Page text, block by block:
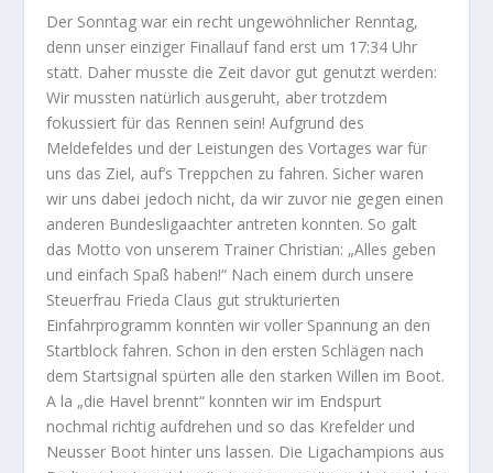
Der Sonntag war ein recht ungewöhnlicher Renntag,
denn unser einziger Finallauf fand erst um 17:34 Uhr
statt. Daher musste die Zeit davor gut genutzt werden:
Wir mussten natürlich ausgeruht, aber trotzdem
fokussiert für das Rennen sein! Aufgrund des
Meldefeldes und der Leistungen des Vortages war für
uns das Ziel, auf’s Treppchen zu fahren. Sicher waren
wir uns dabei jedoch nicht, da wir zuvor nie gegen einen
anderen Bundesligaachter antreten konnten. So galt
das Motto von unserem Trainer Christian: „Alles geben
und einfach Spaß haben!“ Nach einem durch unsere
Steuerfrau Frieda Claus gut strukturierten
Einfahrprogramm konnten wir voller Spannung an den
Startblock fahren. Schon in den ersten Schlägen nach
dem Startsignal spürten alle den starken Willen im Boot.
A la „die Havel brennt“ konnten wir im Endspurt
nochmal richtig aufdrehen und so das Krefelder und
Neusser Boot hinter uns lassen. Die Ligachampions aus